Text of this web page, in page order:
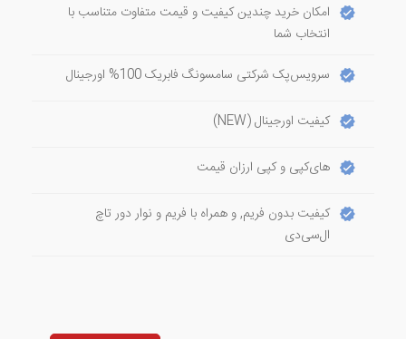
امکان خرید چندین کیفیت و قیمت متفاوت متناسب با
انتخاب شما
سرویس‌پک شرکتی سامسونگ فابریک 100% اورجینال
کیفیت اورجینال (NEW)
های‌کپی و کپی ارزان قیمت
کیفیت بدون فریم, و همراه با فریم و نوار دور تاچ
ال‌سی‌دی